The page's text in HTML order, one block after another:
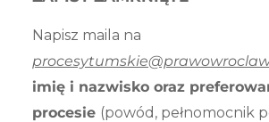
Napisz maila na
imię i nazwisko oraz
procesie (powód, pełnomocnik